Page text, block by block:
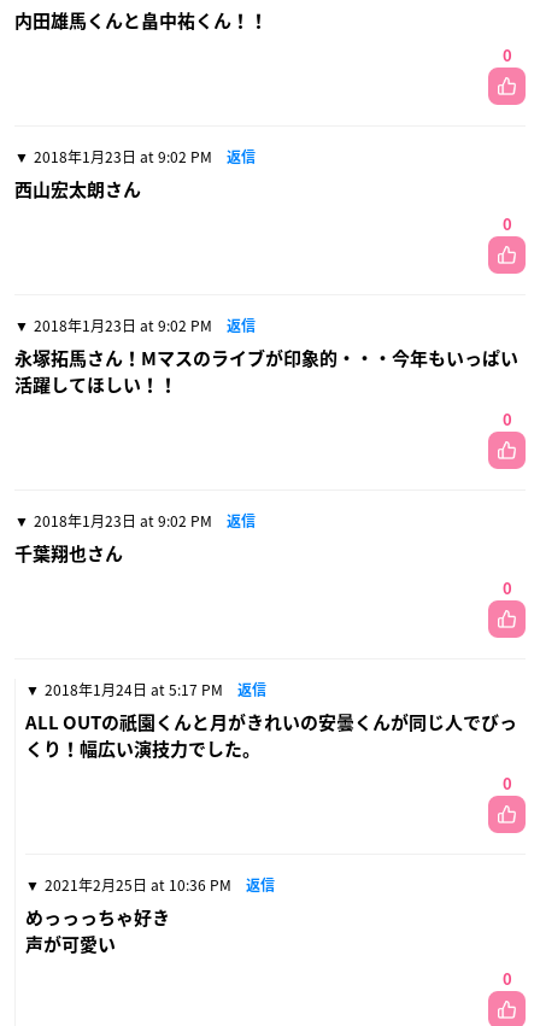
内田雄馬くんと畠中祐くん！！
0
2018年1月23日 at 9:02 PM 返信
西山宏太朗さん
0
2018年1月23日 at 9:02 PM 返信
永塚拓馬さん！Mマスのライブが印象的・・・今年もいっぱい
活躍してほしい！！
0
2018年1月23日 at 9:02 PM 返信
千葉翔也さん
0
2018年1月24日 at 5:17 PM 返信
ALL OUTの祇園くんと月がきれいの安曇くんが同じ人でびっ
くり！幅広い演技力でした。
0
2021年2月25日 at 10:36 PM 返信
めっっっちゃ好き
声が可愛い
0